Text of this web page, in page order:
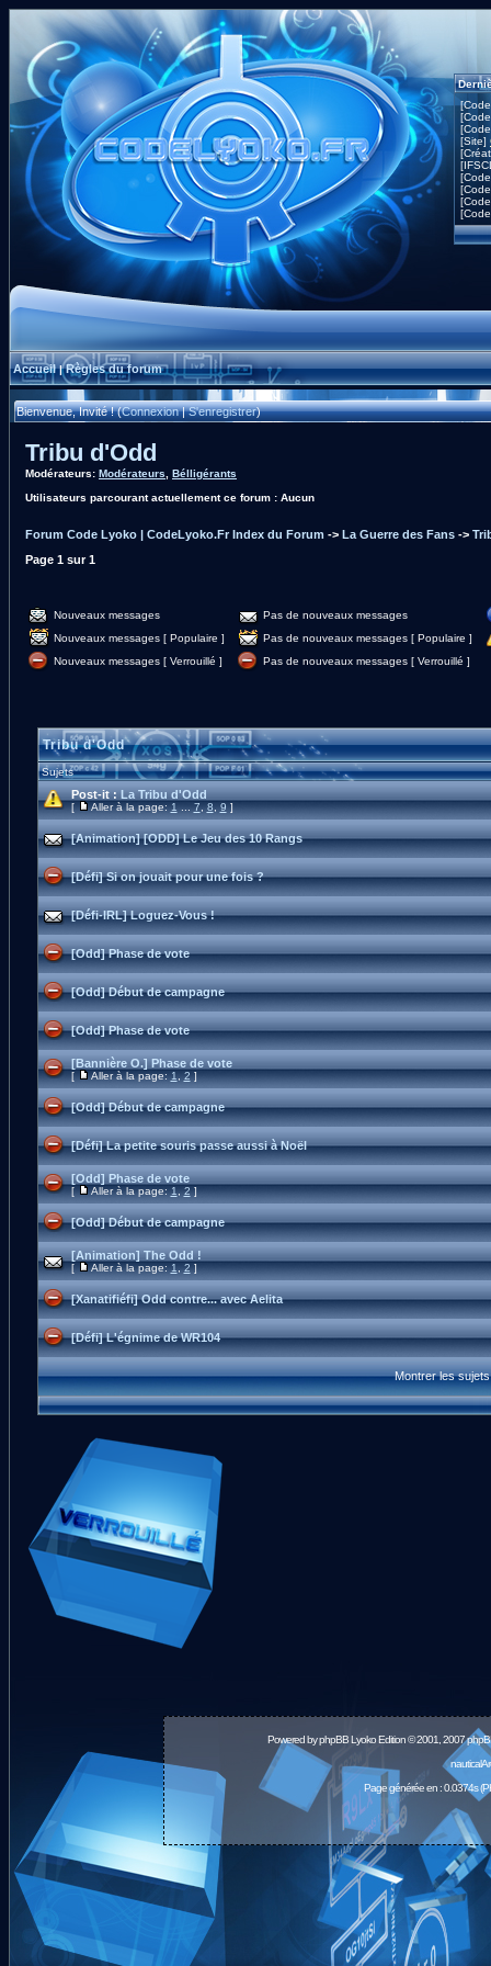
[Site]
Accueil|Règles du forum
Bienvenue, Invité ! (Connexion|S'enregistrer)
Tribu d'Odd
Modérateurs: Modérateurs
Bélligérants
Utilisateurs parcourant actuellement ce forum : Aucun
Forum Code Lyoko | CodeLyoko.Fr Index du Forum -> La Guerre des Fans ->
Page 1 sur1
Nouveaux messages
Pas de nouveaux messages
Nouveaux messages [ Populaire ]
Pas de nouveaux messages [ Populaire ]
Nouveaux messages [ Verrouillé ]
Pas de nouveaux messages [ Verrouillé ]
Tribu d'Odd
Sujets
Post-it : La Tribu d'Odd
[ Aller à la page:1...7,8,9]
[Animation] [ODD] Le Jeu des 10 Rangs
[Défi] Si on jouait pour une fois ?
[Défi-IRL] Loguez-Vous !
[Odd] Phase de vote
[Odd] Début de campagne
[Odd] Phase de vote
[Bannière O.] Phase de vote
[ Aller à la page:1,2]
[Odd] Début de campagne
[Défi] La petite souris passe aussi à Noël
[Odd] Phase de vote
[ Aller à la page:1,2]
[Odd] Début de campagne
[Animation] The Odd !
[ Aller à la page:1,2]
[Xanatifiéfi] Odd contre... avec Aelita
[Défi] L'égnime de WR104
Montrer les
Powered byphpBBLyoko Edition © 2001, 2007
Page générée en : 0.0374s